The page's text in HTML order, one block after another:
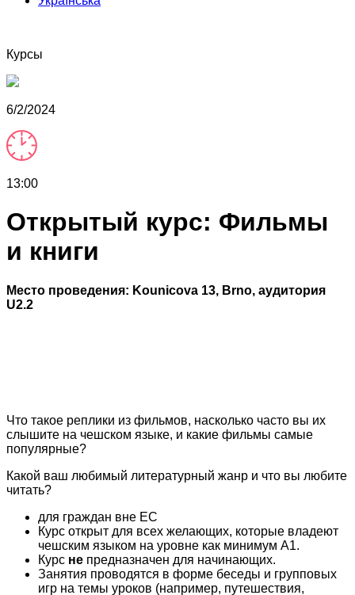
Курсы
6/2/2024
13:00
Открытый курс: Фильмы
и книги
Место проведения: Kounicova 13, Brno, аудитория
U2.2
Что такое реплики из фильмов, насколько часто вы их
слышите на чешском языке, и какие фильмы самые
популярные?
Какой ваш любимый литературный жанр и что вы любите
читать?
для граждан вне ЕС
Курс открыт для всех желающих, которые владеют
чешским языком на уровне как минимум A1.
Курс не предназначен для начинающих.
Занятия проводятся в форме беседы и групповых
игр на темы уроков (например, путешествия,